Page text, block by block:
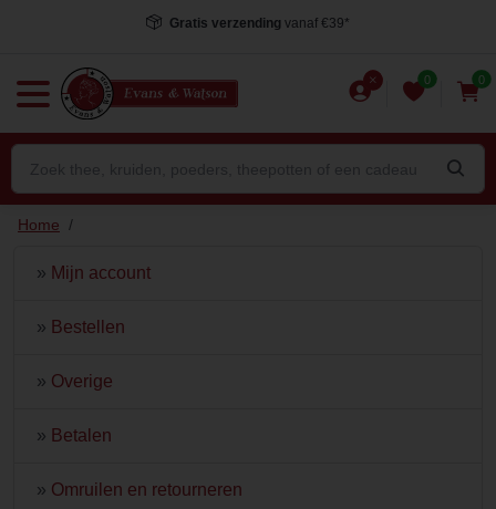
Gratis verzending vanaf €39*
0 0
Home /
» Mijn account
» Bestellen
» Overige
» Betalen
» Omruilen en retourneren